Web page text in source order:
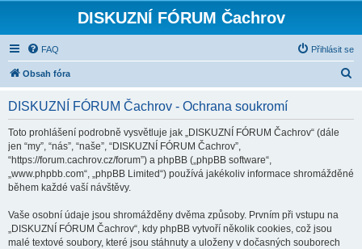
DISKUZNÍ FÓRUM Čachrov
FAQ Přihlásit se
Obsah fóra
DISKUZNÍ FÓRUM Čachrov - Ochrana soukromí
Toto prohlášení podrobně vysvětluje jak „DISKUZNÍ FÓRUM Čachrov“ (dále
jen “my”, “nás”, “naše”, “DISKUZNÍ FÓRUM Čachrov”,
“https://forum.cachrov.cz/forum”) a phpBB („phpBB software“,
„www.phpbb.com“, „phpBB Limited“) používá jakékoliv informace shromážděné
během každé vaší návštěvy.
Vaše osobní údaje jsou shromážděny dvěma způsoby. Prvním při vstupu na
„DISKUZNÍ FÓRUM Čachrov“, kdy phpBB vytvoří několik cookies, což jsou
malé textové soubory, které jsou stáhnuty a uloženy v dočasných souborech